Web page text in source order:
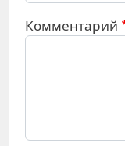
Комментарий